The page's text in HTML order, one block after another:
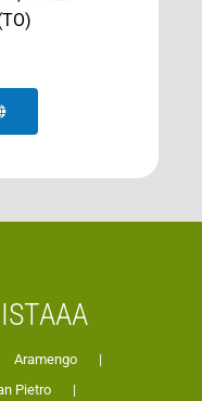
Aramengo
Pietro